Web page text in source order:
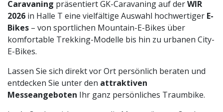
Caravaning präsentiert GK-Caravaning auf derWIR
2026 in Halle T eine vielfältige Auswahl hochwertiger E-
Bikes – von sportlichen Mountain-E-Bikes über
komfortable Trekking-Modelle bis hin zu urbanen City-
E-Bikes.
Lassen Sie sich direkt vor Ort persönlich beraten und
entdecken Sie unter den attraktiven
Messeangeboten Ihr ganz persönliches Traumbike.